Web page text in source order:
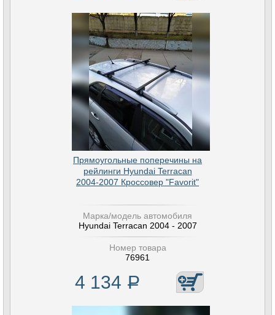
Прямоугольные поперечины на
рейлинги Hyundai Terracan
2004-2007 Кроссовер "Favorit"
Марка/модель автомобиля
Hyundai Terracan 2004 - 2007
Номер товара
76961
4 134 Р